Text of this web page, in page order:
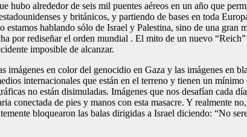
hubo alrededor de seis mil puentes aéreos en un año que
y británicos, y partiendo de bases en toda
estamos hablando sólo de Israel y Palestina, sino de una
por rediseñar el orden mundial . El mito de un nuevo
imposible de alcanzar.
imágenes en color del genocidio en Gaza y las imágenes en
internacionales que están en el terreno y tienen un
no están disimuladas. Imágenes que nos desafían cada
conectada de pies y manos con esta masacre. Y realmente
bloquearon las balas dirigidas a Israel diciendo: “No